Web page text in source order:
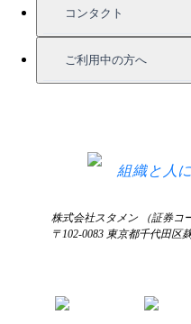
お役立ち資料
セミナー情報
コンタクト
サービス資料
ご利用中の方へ
組織と人
株式会社スタメン （証券コ
〒102-0083 東京都千代田区